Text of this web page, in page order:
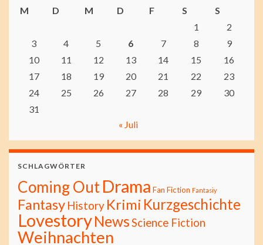
M
D M D F S
S
1
2
3
4 5 6 7 8
9
10
11 12 13 14 15
16
17
18 19 20 21 22
23
24
25 26 27 28 29
30
31
« Juli
SCHLAGWÖRTER
Coming OutDrama Fan Fiction Fantasiy
Fantasy History Krimi Kurzgeschichte
LovestoryNewsScience Fiction
Weihnachten